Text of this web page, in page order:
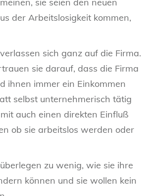
der Arbeitslosigkeit kommen,
sich ganz auf die Firma.
sie darauf, dass die Firma
ihnen immer ein Einkommen
selbst unternehmerisch tätig
auch einen direkten Einfluß
ob sie arbeitslos werden oder
zu wenig, wie sie ihre
können und sie wollen kein